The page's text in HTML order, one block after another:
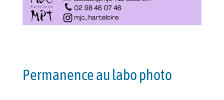
Permanence au labo photo